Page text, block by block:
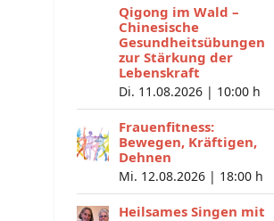
Qigong im Wald –
Chinesische
Gesundheitsübungen
zur Stärkung der
Lebenskraft
Di. 11.08.2026 | 10:00 h
Frauenfitness:
Bewegen, Kräftigen,
Dehnen
Mi. 12.08.2026 | 18:00 h
Heilsames Singen mit